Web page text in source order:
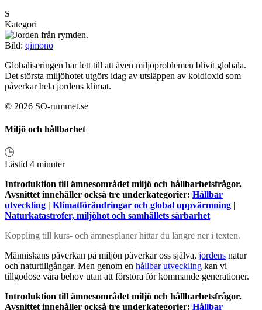
S
Kategori
Bild: qimono
Globaliseringen har lett till att även miljöproblemen blivit globala.
Det största miljöhotet utgörs idag av utsläppen av koldioxid som
påverkar hela jordens klimat.
© 2026 SO-rummet.se
Miljö och hållbarhet
Lästid 4 minuter
Introduktion till ämnesområdet miljö och hållbarhetsfrågor.
Avsnittet innehåller också tre underkategorier: Hållbar
utveckling | Klimatförändringar och global uppvärmning |
Naturkatastrofer, miljöhot och samhällets sårbarhet
Koppling till kurs- och ämnesplaner hittar du längre ner i texten.
Människans påverkan på miljön påverkar oss själva, jordens natur
och naturtillgångar. Men genom en hållbar utveckling kan vi
tillgodose våra behov utan att förstöra för kommande generationer.
Introduktion till ämnesområdet miljö och hållbarhetsfrågor.
Avsnittet innehåller också tre underkategorier: Hållbar